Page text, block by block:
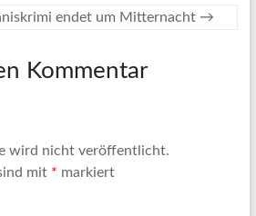
endet um Mitternacht →
Kommentar
wird nicht veröffentlicht.
mit * markiert